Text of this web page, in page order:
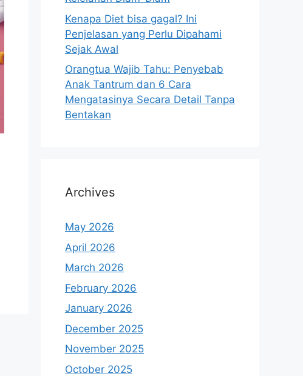
Kenapa Diet bisa gagal? Ini
Penjelasan yang Perlu Dipahami
Sejak Awal
Orangtua Wajib Tahu: Penyebab
Anak Tantrum dan 6 Cara
Mengatasinya Secara Detail Tanpa
Bentakan
Archives
May 2026
April 2026
March 2026
February 2026
January 2026
December 2025
November 2025
October 2025